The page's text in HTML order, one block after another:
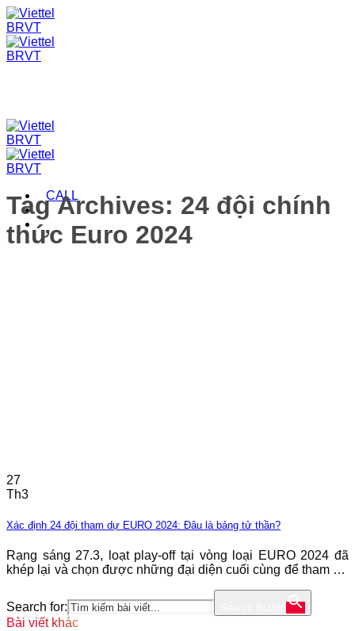
Skip
to
content
CALL
Tag Archives: 24 đội chính
thức Euro 2024
27
Th3
Xác định 24 đội tham dự EURO 2024: Đâu là bảng tử thần?
Rạng sáng 27.3, loạt play-off tại vòng loại EURO 2024 đã
khép lại và chọn được những đại diện cuối cùng để tham dự
cho các đội bóng lớn đã được định hình. Bảng A: Đức,
Scotland, Hungary, Thụy Sỹ Đây là bảng
Search for:
Bài viết khác